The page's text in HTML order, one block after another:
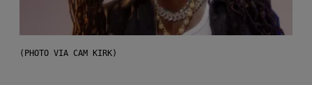
(PHOTO VIA CAM KIRK)